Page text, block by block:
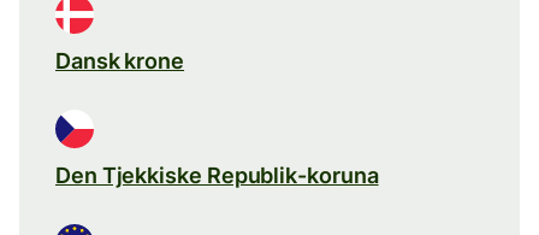
Dansk krone
Den Tjekkiske Republik-koruna